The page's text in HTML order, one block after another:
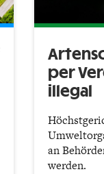
per
illegal
an
werden.